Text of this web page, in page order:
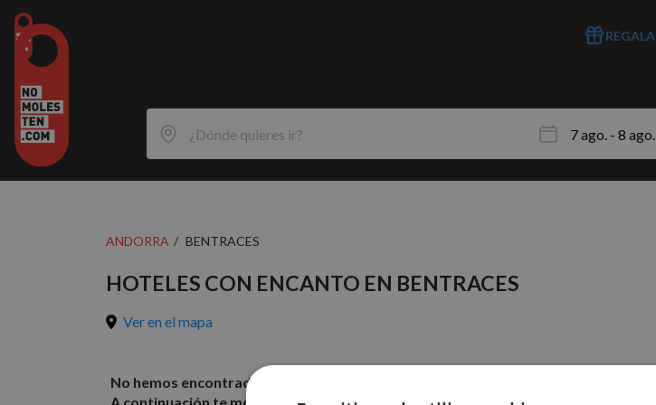
REGALA
ANDORRA BENTRACES
HOTELES CON ENCANTO EN BENTRACES
Ver en el mapa
No hemos encontrado resultados con los filtros aplicados.